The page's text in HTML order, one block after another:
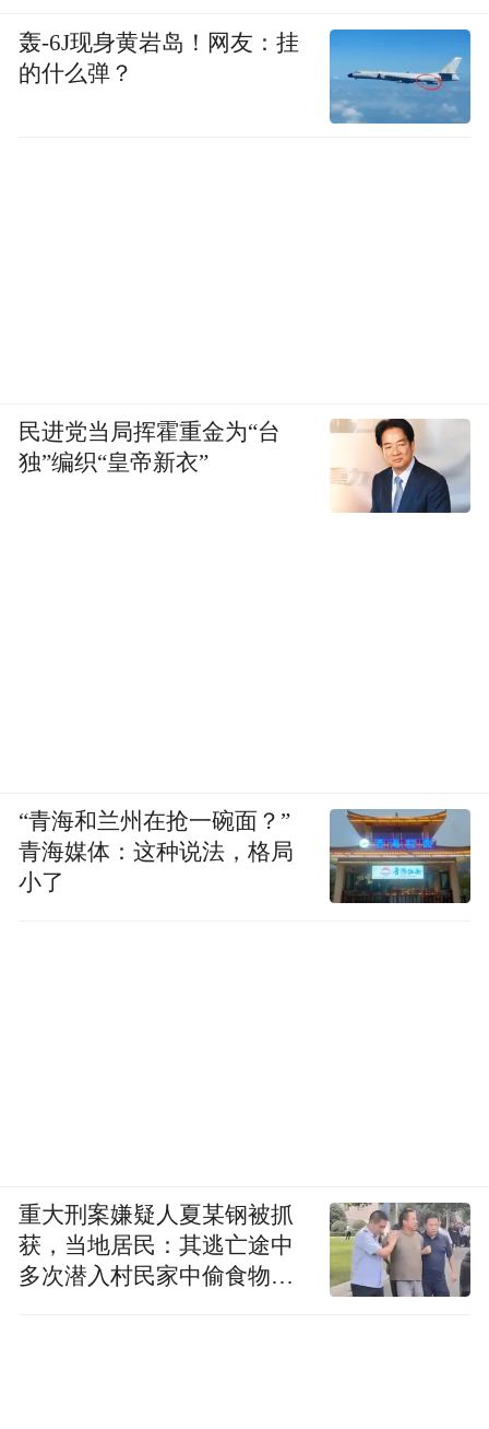
轰-6J现身黄岩岛！网友：挂
的什么弹？
民进党当局挥霍重金为“台
独”编织“皇帝新衣”
“青海和兰州在抢一碗面？”
青海媒体：这种说法，格局
小了
重大刑案嫌疑人夏某钢被抓
获，当地居民：其逃亡途中
多次潜入村民家中偷食物被